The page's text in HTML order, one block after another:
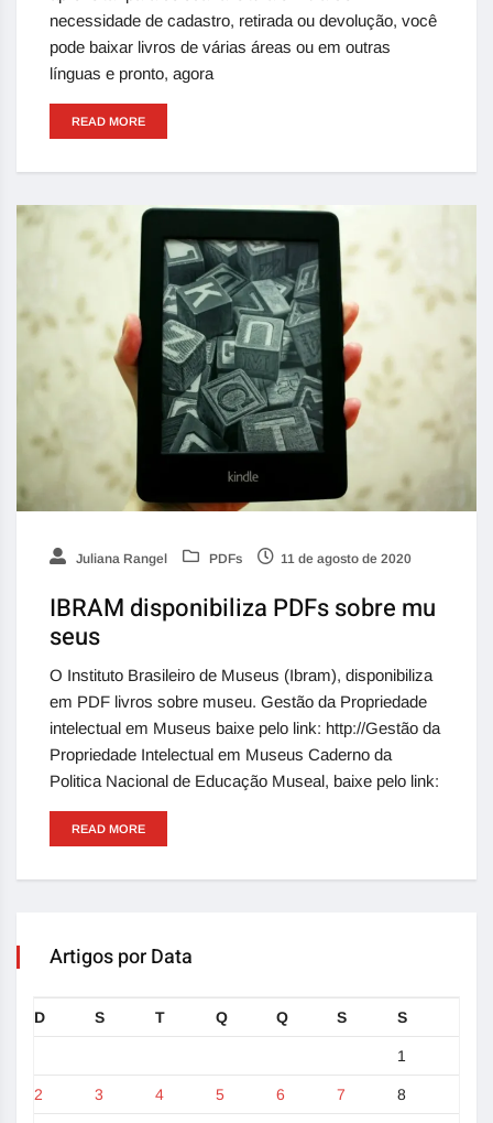
necessidade de cadastro, retirada ou devolução, você
pode baixar livros de várias áreas ou em outras
línguas e pronto, agora
READ MORE
Juliana Rangel PDFs 11 de agosto de 2020
IBRAM disponibiliza PDFs sobre mu
seus
O Instituto Brasileiro de Museus (Ibram), disponibiliza
em PDF livros sobre museu. Gestão da Propriedade
intelectual em Museus baixe pelo link: http://Gestão da
Propriedade Intelectual em Museus Caderno da
Politica Nacional de Educação Museal, baixe pelo link:
READ MORE
Artigos por Data
D S T Q Q S S
1
2 3 4 5 6 7 8